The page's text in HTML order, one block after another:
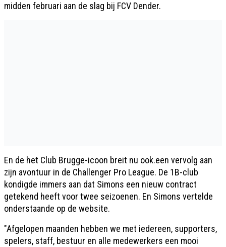
midden februari aan de slag bij FCV Dender.
En de het Club Brugge-icoon breit nu ook.een vervolg aan
zijn avontuur in de Challenger Pro League. De 1B-club
kondigde immers aan dat Simons een nieuw contract
getekend heeft voor twee seizoenen. En Simons vertelde
onderstaande op de website.
"Afgelopen maanden hebben we met iedereen, supporters,
spelers, staff, bestuur en alle medewerkers een mooi